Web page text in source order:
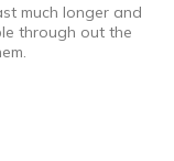
much longer and
through out the